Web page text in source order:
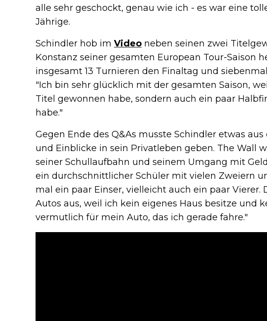
alle sehr geschockt, genau wie ich - es war eine
Jährige.
Schindler hob im Video neben seinen zwei
Konstanz seiner gesamten European Tour-Saison
insgesamt 13 Turnieren den Finaltag und
"Ich bin sehr glücklich mit der gesamten Saison,
Titel gewonnen habe, sondern auch ein paar
habe."
Gegen Ende des Q&As musste Schindler etwas
und Einblicke in sein Privatleben geben. The Wall
seiner Schullaufbahn und seinem Umgang mit
ein durchschnittlicher Schüler mit vielen Zweiern
mal ein paar Einser, vielleicht auch ein paar Vierer.
Autos aus, weil ich kein eigenes Haus besitze und
vermutlich für mein Auto, das ich gerade fahre."